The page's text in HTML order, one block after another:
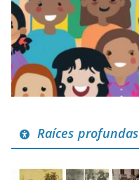
Raíces profundas